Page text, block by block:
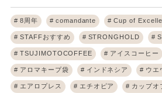
8周年 comandante Cup of
STAFFおすすめ STRONGHOLD
TSUJIMOTOCOFFEE アイスコーヒー
アロマキープ袋 インドネシア ウエ
エアロプレス エチオピア カップオ